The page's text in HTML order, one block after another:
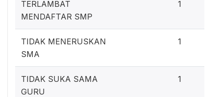
TERLAMBAT
MENDAFTAR SMP
1
TIDAK MENERUSKAN
SMA
1
TIDAK SUKA SAMA
GURU
1